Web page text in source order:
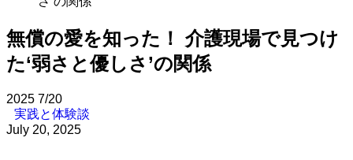
無償の愛を知った！ 介護現場で見つけ
た‘弱さと優しさ’の関係
2025 7/20
実践と体験談
July 20, 2025